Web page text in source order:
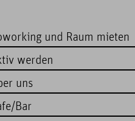
und Raum mieten
werden
uns
Bar